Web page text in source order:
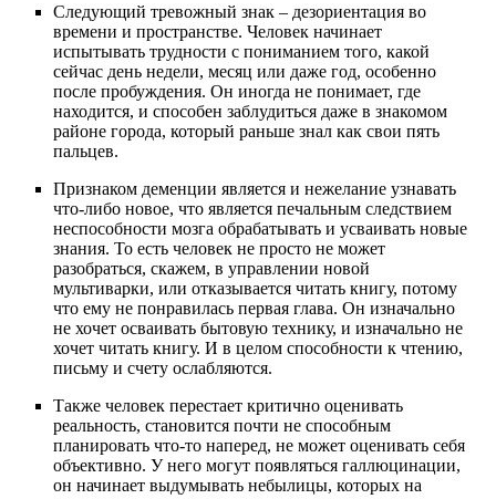
Следующий тревожный знак – дезориентация во
времени и пространстве. Человек начинает
испытывать трудности с пониманием того, какой
сейчас день недели, месяц или даже год, особенно
после пробуждения. Он иногда не понимает, где
находится, и способен заблудиться даже в знакомом
районе города, который раньше знал как свои пять
пальцев.
Признаком деменции является и нежелание узнавать
что-либо новое, что является печальным следствием
неспособности мозга обрабатывать и усваивать новые
знания. То есть человек не просто не может
разобраться, скажем, в управлении новой
мультиварки, или отказывается читать книгу, потому
что ему не понравилась первая глава. Он изначально
не хочет осваивать бытовую технику, и изначально не
хочет читать книгу. И в целом способности к чтению,
письму и счету ослабляются.
Также человек перестает критично оценивать
реальность, становится почти не способным
планировать что-то наперед, не может оценивать себя
объективно. У него могут появляться галлюцинации,
он начинает выдумывать небылицы, которых на